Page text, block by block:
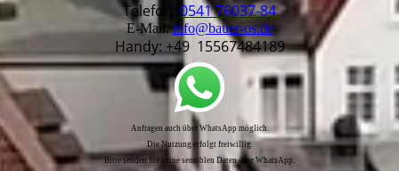
Telefon: 0541 76037-84
E-Mail:info@bauer-os.de
Handy: +49 15567484189
Anfragen auch über WhatsApp möglich.
Die Nutzung erfolgt freiwillig.
Bitte senden Sie keine sensiblen Daten über WhatsApp.